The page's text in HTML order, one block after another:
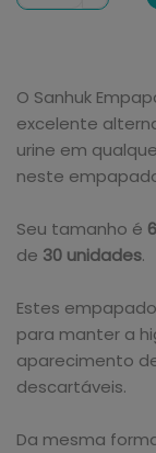
O Sanhuk
excelente
urine em
neste
Seu tamanho é
de 30 unidades.
Estes
para manter a
aparecimento
descartáveis.
Da mesma